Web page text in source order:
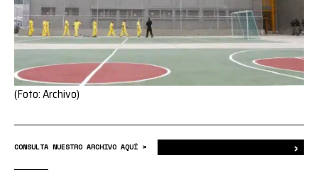
(Foto: Archivo)
CONSULTA NUESTRO ARCHIVO AQUÍ > ›